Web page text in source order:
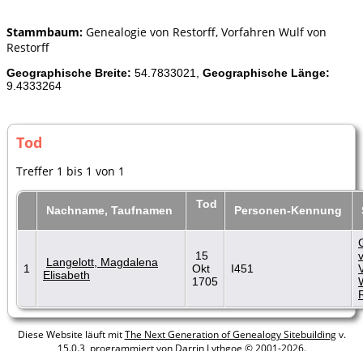
Stammbaum: Genealogie von Restorff, Vorfahren Wulf von
Restorff
Geographische Breite: 54.7833021, Geographische Länge:
9.4333264
Tod
Treffer 1 bis 1 von 1
Nachname, Taufnamen Tod Personen-Kennung
1
Langelott, Magdalena
Elisabeth
15
Okt
1705
I451
Diese Website läuft mitThe Next Generation of Genealogy Sitebuildingv.
15.0.3, programmiert von Darrin Lythgoe © 2001-2026.